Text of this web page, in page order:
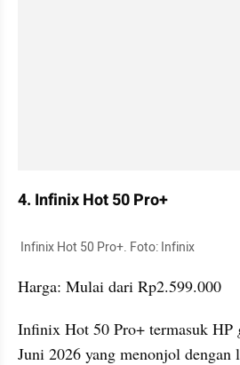
4. Infinix Hot 50 Pro+
Infinix Hot 50 Pro+. Foto: Infinix
Harga: Mulai dari Rp2.599.000
Infinix Hot 50 Pro+ termasuk HP
Juni 2026 yang menonjol